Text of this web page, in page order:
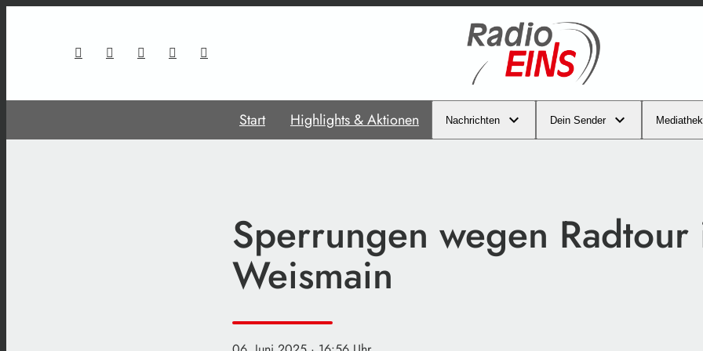
Start Highlights & Aktionen Nachrichten Dein Sender Mediathek
Sperrungen wegen Radtour
Weismain